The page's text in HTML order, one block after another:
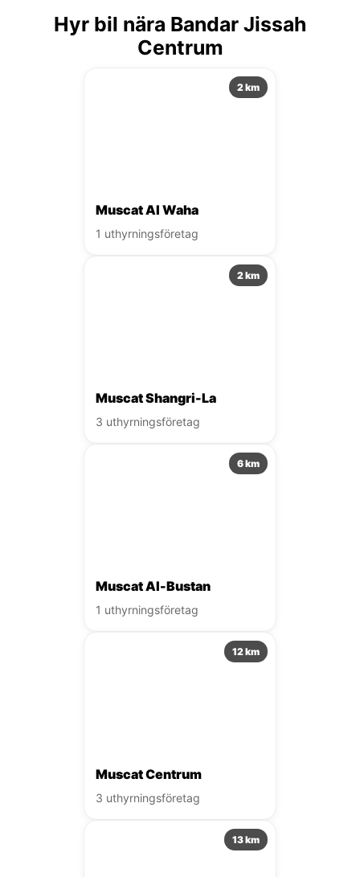
Hyr bil nära Bandar Jissah
Centrum
2 km
Muscat Al Waha
1 uthyrningsföretag
2 km
Muscat Shangri-La
3 uthyrningsföretag
6 km
Muscat Al-Bustan
1 uthyrningsföretag
12 km
Muscat Centrum
3 uthyrningsföretag
13 km